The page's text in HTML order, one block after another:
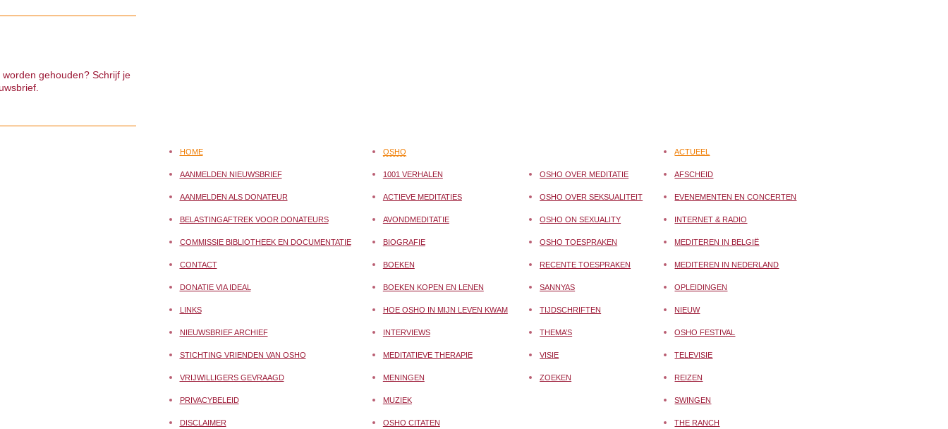
gehouden? Schrijf je
HOME
AANMELDEN NIEUWSBRIEF
AANMELDEN ALS DONATEUR
BELASTINGAFTREK VOOR DONATEURS
COMMISSIE BIBLIOTHEEK EN DOCUMENTATIE
CONTACT
DONATIE VIA IDEAL
LINKS
NIEUWSBRIEF ARCHIEF
STICHTING VRIENDEN VAN OSHO
VRIJWILLIGERS GEVRAAGD
PRIVACYBELEID
DISCLAIMER
OSHO
1001 VERHALEN
ACTIEVE MEDITATIES
AVONDMEDITATIE
BIOGRAFIE
BOEKEN
BOEKEN KOPEN EN LENEN
HOE OSHO IN MIJN LEVEN KWAM
INTERVIEWS
MEDITATIEVE THERAPIE
MENINGEN
MUZIEK
OSHO CITATEN
OSHO OVER MEDITATIE
OSHO OVER SEKSUALITEIT
OSHO ON SEXUALITY
OSHO TOESPRAKEN
RECENTE TOESPRAKEN
SANNYAS
TIJDSCHRIFTEN
THEMA’S
VISIE
ZOEKEN
ACTUEEL
AFSCHEID
EVENEMENTEN EN CONCERTEN
INTERNET & RADIO
MEDITEREN IN BELGIË
MEDITEREN IN NEDERLAND
OPLEIDINGEN
NIEUW
OSHO FESTIVAL
TELEVISIE
REIZEN
SWINGEN
THE RANCH